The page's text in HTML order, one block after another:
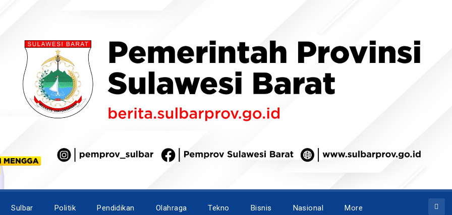
Sulbar Politik Pendidikan Olahraga Tekno Bisnis Nasional More